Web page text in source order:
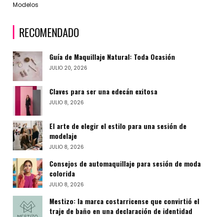
Modelos
RECOMENDADO
Guía de Maquillaje Natural: Toda Ocasión
JULIO 20, 2026
Claves para ser una edecán exitosa
JULIO 8, 2026
El arte de elegir el estilo para una sesión de
modelaje
JULIO 8, 2026
Consejos de automaquillaje para sesión de moda
colorida
JULIO 8, 2026
Mestizo: la marca costarricense que convirtió el
traje de baño en una declaración de identidad